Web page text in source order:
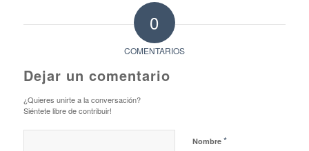
0
COMENTARIOS
Dejar un comentario
¿Quieres unirte a la conversación?
Siéntete libre de contribuir!
Nombre *